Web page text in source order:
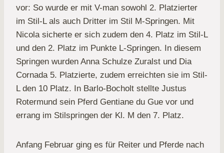
vor: So wurde er mit V-man sowohl 2. Platzierter
im Stil-L als auch Dritter im Stil M-Springen. Mit
Nicola sicherte er sich zudem den 4. Platz im Stil-L
und den 2. Platz im Punkte L-Springen. In diesem
Springen wurden Anna Schulze Zuralst und Dia
Cornada 5. Platzierte, zudem erreichten sie im Stil-
L den 10 Platz. In Barlo-Bocholt stellte Justus
Rotermund sein Pferd Gentiane du Gue vor und
errang im Stilspringen der Kl. M den 7. Platz.
Anfang Februar ging es für Reiter und Pferde nach